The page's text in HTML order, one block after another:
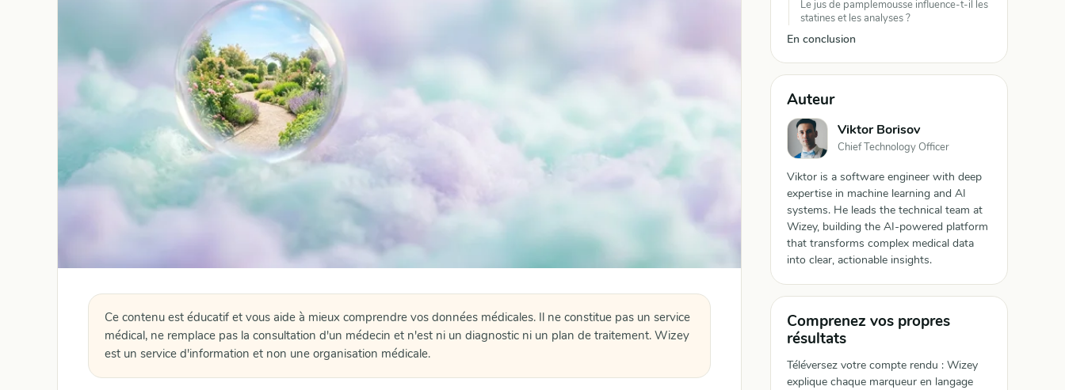
Ce contenu est éducatif et vous aide à mieux comprendre vos données médicales. Il ne constitue pas un service
médical, ne remplace pas la consultation d'un médecin et n'est ni un diagnostic ni un plan de traitement. Wizey
est un service d'information et non une organisation médicale.
Le jus de pamplemousse influence-t-il les
statines et les analyses ?
En conclusion
Auteur
Viktor Borisov
Chief Technology Officer
Viktor is a software engineer with deep
expertise in machine learning and AI
systems. He leads the technical team at
Wizey, building the AI-powered platform
that transforms complex medical data
into clear, actionable insights.
Comprenez vos propres
résultats
Téléversez votre compte rendu : Wizey
explique chaque marqueur en langage